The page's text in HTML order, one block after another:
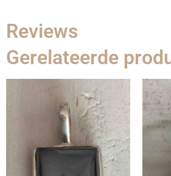
Reviews
Gerelateerde